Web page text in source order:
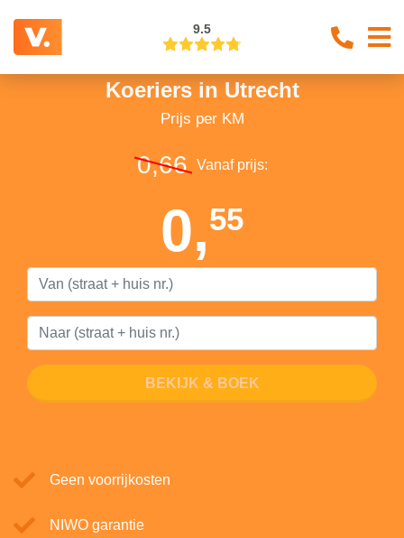
9.5
Koeriers in Utrecht
Prijs per KM
0,66 Vanaf prijs:
0,55
BEKIJK & BOEK
Geen voorrijkosten
NIWO garantie